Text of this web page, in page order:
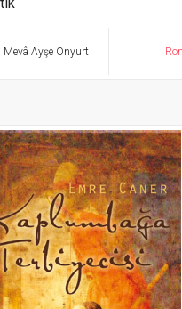
Mevâ Ayşe Önyurt